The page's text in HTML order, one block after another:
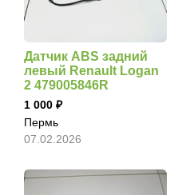
Датчик ABS задний
левый Renault Logan
2 479005846R
1 000
Пермь
07.02.2026